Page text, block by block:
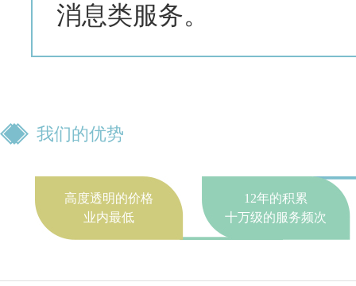
消息类服务。
我们的优势
高度透明的价格
业内最低
12年的积累
十万级的服务频次